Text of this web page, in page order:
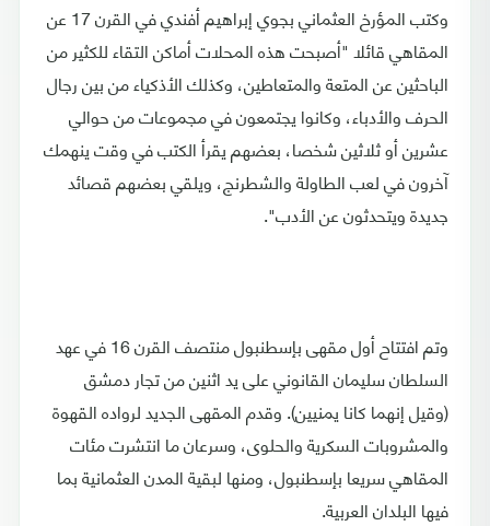
وكتب المؤرخ العثماني بجوي إبراهيم أفندي في القرن 17 عن
المقاهي قائلا "أصبحت هذه المحلات أماكن التقاء للكثير من
الباحثين عن المتعة والمتعاطين، وكذلك الأذكياء من بين رجال
الحرف والأدباء، وكانوا يجتمعون في مجموعات من حوالي
عشرين أو ثلاثين شخصا، بعضهم يقرأ الكتب في وقت ينهمك
آخرون في لعب الطاولة والشطرنج، ويلقي بعضهم قصائد
جديدة ويتحدثون عن الأدب".
وتم افتتاح أول مقهى بإسطنبول منتصف القرن 16 في عهد
السلطان سليمان القانوني على يد اثنين من تجار دمشق
(وقيل إنهما كانا يمنيين). وقدم المقهى الجديد لرواده القهوة
والمشروبات السكرية والحلوى، وسرعان ما انتشرت مئات
المقاهي سريعا بإسطنبول، ومنها لبقية المدن العثمانية بما
فيها البلدان العربية.